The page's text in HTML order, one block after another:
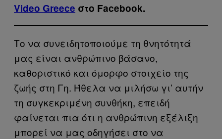
Video Greece στο Facebook.
Το να συνειδητοποιούμε τη θνητότητά
μας είναι ανθρώπινο βάσανο,
καθοριστικό και όμορφο στοιχείο της
ζωής στη Γη. Ήθελα να μιλήσω γι’ αυτήν
τη συγκεκριμένη συνθήκη, επειδή
φαίνεται πια ότι η ανθρώπινη εξέλιξη
μπορεί να μας οδηγήσει στο να